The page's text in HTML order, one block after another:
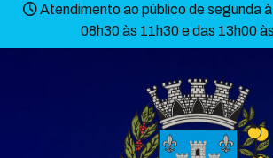
Atendimento ao público de segunda
08h30 às 11h30 e das 13h00